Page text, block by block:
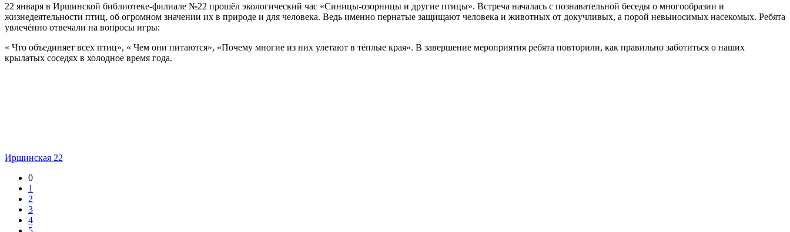
22 января в Иршинской библиотеке-филиале №22 прошёл экологический час «Синицы-озорницы и другие птицы». Встреча началась с познавательной беседы о многообразии и
жизнедеятельности птиц, об огромном значении их в природе и для человека. Ведь именно пернатые защищают человека и животных от докучливых, а порой невыносимых насекомых. Ребята
увлечённо отвечали на вопросы игры:
« Что объединяет всех птиц», « Чем они питаются», «Почему многие из них улетают в тёплые края». В завершение мероприятия ребята повторили, как правильно заботиться о наших
крылатых соседях в холодное время года.
Иршинская 22
0
1
2
3
4